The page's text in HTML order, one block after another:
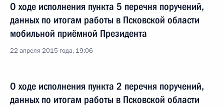
О ходе исполнения пункта 5 перечня поручений,
данных по итогам работы в Псковской области
мобильной приёмной Президента
22 апреля 2015 года, 19:06
О ходе исполнения пункта 2 перечня поручений,
данных по итогам работы в Псковской области